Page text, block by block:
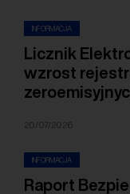
INFORMACJA
Licznik
wzrost
20/07/2026
INFORMACJA
Raport